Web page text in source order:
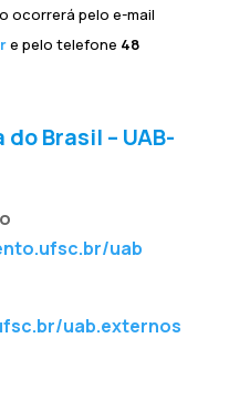
ocorrerá pelo e-mail
e pelo telefone 48
Brasil – UAB-
uab
uab.externos